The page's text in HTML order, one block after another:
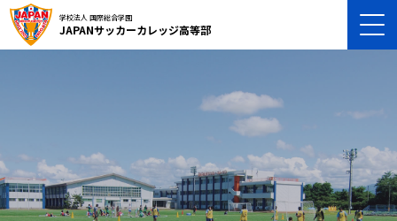
学校法人 国際総合学園
JAPANサッカーカレッジ高等部